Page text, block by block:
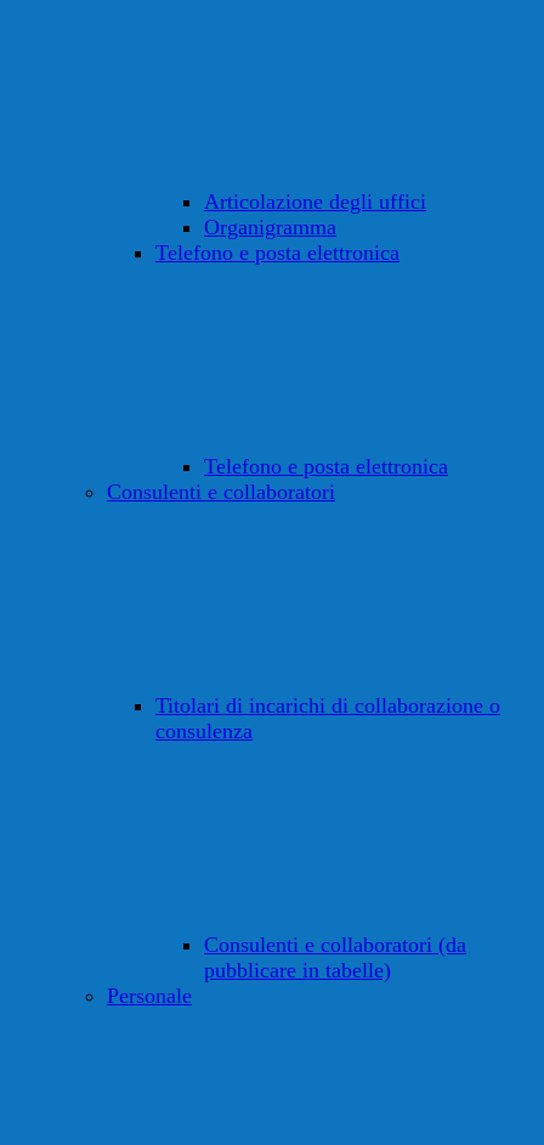
Articolazione degli uffici
Organigramma
Telefono e posta elettronica
Telefono e posta elettronica
Consulenti e collaboratori
Titolari di incarichi di collaborazione o
consulenza
Consulenti e collaboratori (da
pubblicare in tabelle)
Personale